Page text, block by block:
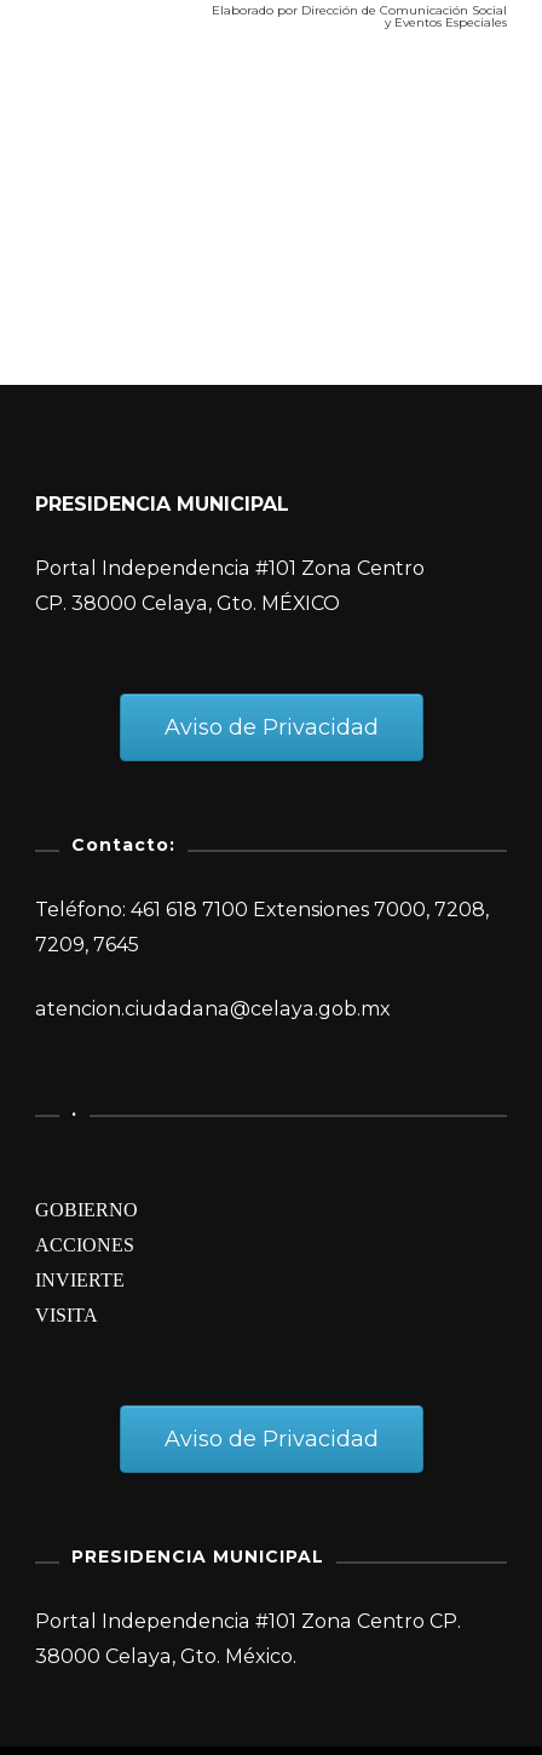
Elaborado por Dirección de Comunicación Social
y Eventos Especiales
PRESIDENCIA MUNICIPAL
Portal Independencia #101 Zona Centro
CP. 38000 Celaya, Gto. MÉXICO
Aviso de Privacidad
Contacto:
Teléfono: 461 618 7100 Extensiones 7000, 7208,
7209, 7645
atencion.ciudadana@celaya.gob.mx
.
GOBIERNO
ACCIONES
INVIERTE
VISITA
Aviso de Privacidad
PRESIDENCIA MUNICIPAL
Portal Independencia #101 Zona Centro CP.
38000 Celaya, Gto. México.